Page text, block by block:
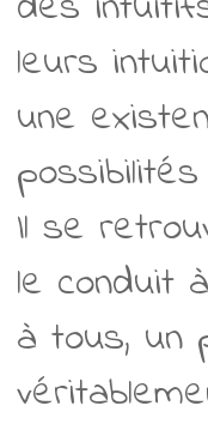
leurs
une
Il se
le conduit
à tous, un